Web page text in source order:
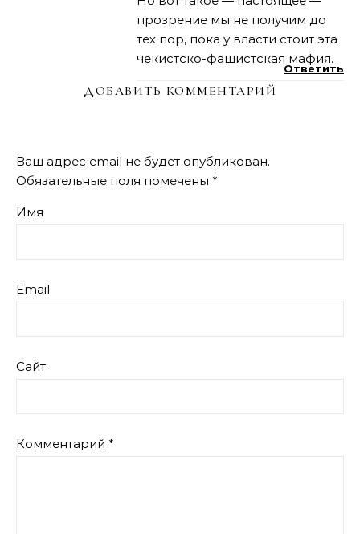
прозрение мы не получим до
тех пор, пока у власти стоит эта
чекистско-фашистская мафия.
Ответить
ДОБАВИТЬ КОММЕНТАРИЙ
Ваш адрес email не будет опубликован.
Обязательные поля помечены *
Имя
Email
Сайт
Комментарий *